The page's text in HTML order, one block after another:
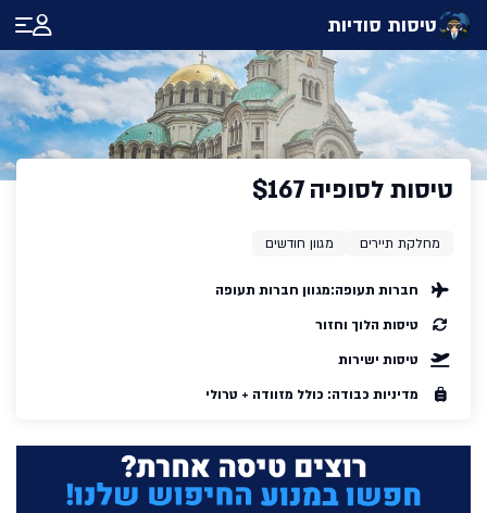
טיסות סודיות
טיסות לסופיה $167
מחלקת תיירים מגוון חודשים
חברות תעופה:מגוון חברות תעופה
טיסות הלוך וחזור
טיסות ישירות
מדיניות כבודה: כולל מזוודה + טרולי